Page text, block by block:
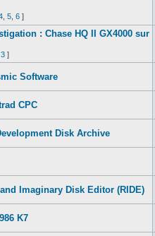
5 6 ]
: Chase HQ II GX4000 sur
3 ]
Software
CPC
Disk Archive
Imaginary Disk Editor (RIDE)
K7